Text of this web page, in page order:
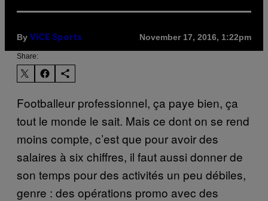
By VICE Sports November 17, 2016, 1:22pm
Share:
Footballeur professionnel, ça paye bien, ça
tout le monde le sait. Mais ce dont on se rend
moins compte, c’est que pour avoir des
salaires à six chiffres, il faut aussi donner de
son temps pour des activités un peu débiles,
genre : des opérations promo avec des